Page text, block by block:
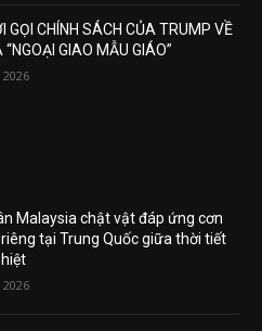
GỌI CHÍNH SÁCH CỦA TRUMP VỀ
“NGOẠI GIAO MẪU GIÁO”
Malaysia chật vật đáp ứng cơn
tại Trung Quốc giữa thời tiết